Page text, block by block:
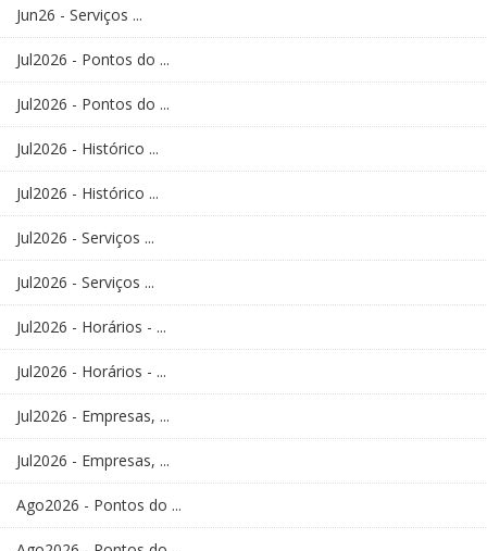
Jun26 - Serviços ...
Jul2026 - Pontos do ...
Jul2026 - Pontos do ...
Jul2026 - Histórico ...
Jul2026 - Histórico ...
Jul2026 - Serviços ...
Jul2026 - Serviços ...
Jul2026 - Horários - ...
Jul2026 - Horários - ...
Jul2026 - Empresas, ...
Jul2026 - Empresas, ...
Ago2026 - Pontos do ...